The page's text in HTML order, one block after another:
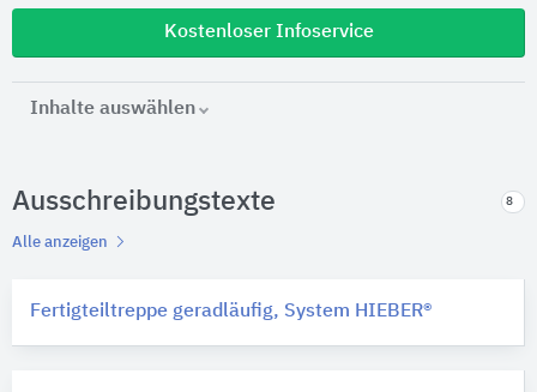
Kostenloser Infoservice
Inhalte auswählen
Ausschreibungstexte 8
Alle anzeigen
Fertigteiltreppe geradläufig, System HIEBER®